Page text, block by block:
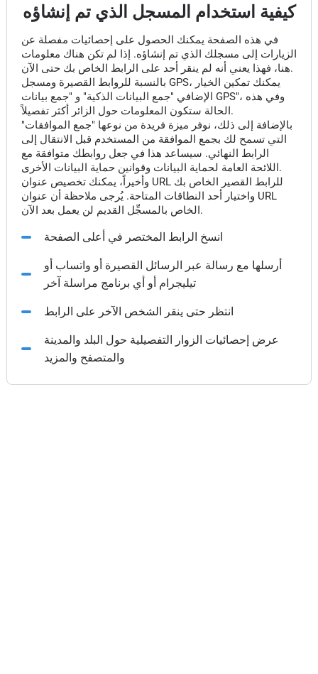
كيفية استخدام المسجل الذي تم إنشاؤه
في هذه الصفحة يمكنك الحصول على إحصائيات مفصلة عن
الزيارات إلى مسجلك الذي تم إنشاؤه. إذا لم تكن هناك معلومات
هنا، فهذا يعني أنه لم ينقر أحد على الرابط الخاص بك حتى الآن.
بالنسبة للروابط القصيرة ومسجل GPS، يمكنك تمكين الخيار
الإضافي "جمع البيانات الذكية" و "جمع بيانات GPS"، وفي هذه
الحالة ستكون المعلومات حول الزائر أكثر تفصيلاً.
بالإضافة إلى ذلك، نوفر ميزة فريدة من نوعها "جمع الموافقات"
التي تسمح لك بجمع الموافقة من المستخدم قبل الانتقال إلى
الرابط النهائي. سيساعد هذا في جعل روابطك متوافقة مع
اللائحة العامة لحماية البيانات وقوانين حماية البيانات الأخرى.
وأخيراً، يمكنك تخصيص عنوان URL للرابط القصير الخاص بك
واختيار أحد النطاقات المتاحة. يُرجى ملاحظة أن عنوان URL
الخاص بالمسجِّل القديم لن يعمل بعد الآن.
انسخ الرابط المختصر في أعلى الصفحة
أرسلها مع رسالة عبر الرسائل القصيرة أو واتساب أو
تيليجرام أو أي برنامج مراسلة آخر
انتظر حتى ينقر الشخص الآخر على الرابط
عرض إحصائيات الزوار التفصيلية حول البلد والمدينة
والمتصفح والمزيد